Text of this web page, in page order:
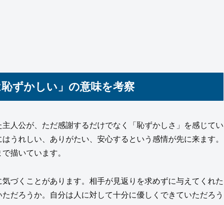
ずかしい」の意味を考察
人公が、ただ感謝するだけでなく「恥ずかしさ」を感じてい
うれしい、ありがたい、安心するという感情が先に来ます。
描いています。
づくことがあります。相手が見返りを求めずに与えてくれた
だろうか。自分は人に対して十分に優しくできていただろう